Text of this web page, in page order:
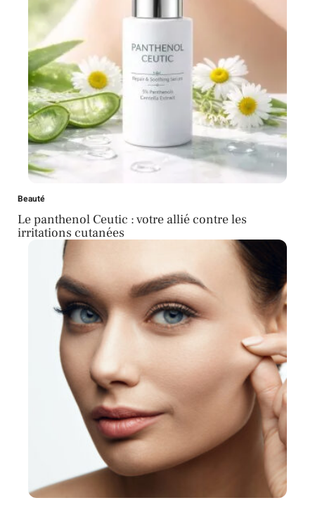
Beauté
Le panthenol Ceutic : votre allié contre les
irritations cutanées